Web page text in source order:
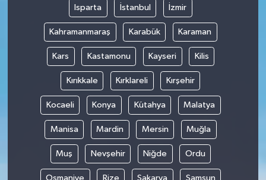
Isparta İstanbul İzmir
Kahramanmaraş Karabük Karaman
Kars Kastamonu Kayseri Kilis
Kırıkkale Kırklareli Kırşehir
Kocaeli Konya Kütahya Malatya
Manisa Mardin Mersin Muğla
Muş Nevşehir Niğde Ordu
Osmaniye Rize Sakarya Samsun